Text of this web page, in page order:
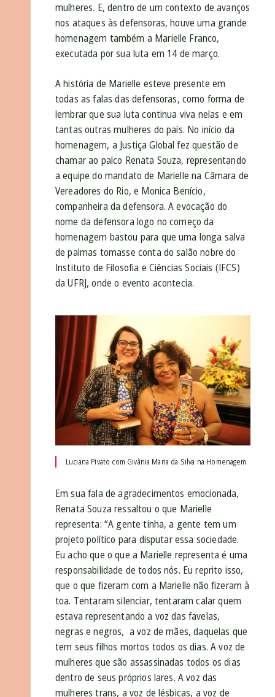
mulheres. E, dentro de um contexto de avanços
nos ataques às defensoras, houve uma grande
homenagem também a Marielle Franco,
executada por sua luta em 14 de março.
A história de Marielle esteve presente em
todas as falas das defensoras, como forma de
lembrar que sua luta continua viva nelas e em
tantas outras mulheres do país. No início da
homenagem, a Justiça Global fez questão de
chamar ao palco Renata Souza, representando
a equipe do mandato de Marielle na Câmara de
Vereadores do Rio, e Monica Benício,
companheira da defensora. A evocação do
nome da defensora logo no começo da
homenagem bastou para que uma longa salva
de palmas tomasse conta do salão nobre do
Instituto de Filosofia e Ciências Sociais (IFCS)
da UFRJ, onde o evento acontecia.
Luciana Pivato com Givânia Maria da Silva na Homenagem
Em sua fala de agradecimentos emocionada,
Renata Souza ressaltou o que Marielle
representa: “A gente tinha, a gente tem um
projeto político para disputar essa sociedade.
Eu acho que o que a Marielle representa é uma
responsabilidade de todos nós. Eu reprito isso,
que o que fizeram com a Marielle não fizeram à
toa. Tentaram silenciar, tentaram calar quem
estava representando a voz das favelas,
negras e negros, a voz de mães, daquelas que
tem seus filhos mortos todos os dias. A voz de
mulheres que são assassinadas todos os dias
dentro de seus próprios lares. A voz das
mulheres trans, a voz de lésbicas, a voz de